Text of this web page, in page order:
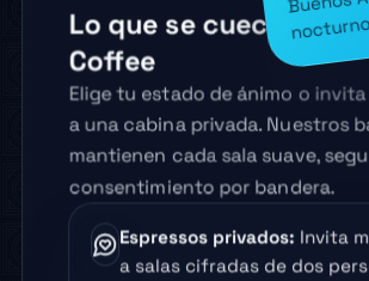
Lo que se cuece hoy
Coffee
Elige tu estado de ánimo o
a una cabina privada. Nuestros
mantienen cada sala suave,
consentimiento por bandera.
Espressos privados: Invita
a salas cifradas de dos